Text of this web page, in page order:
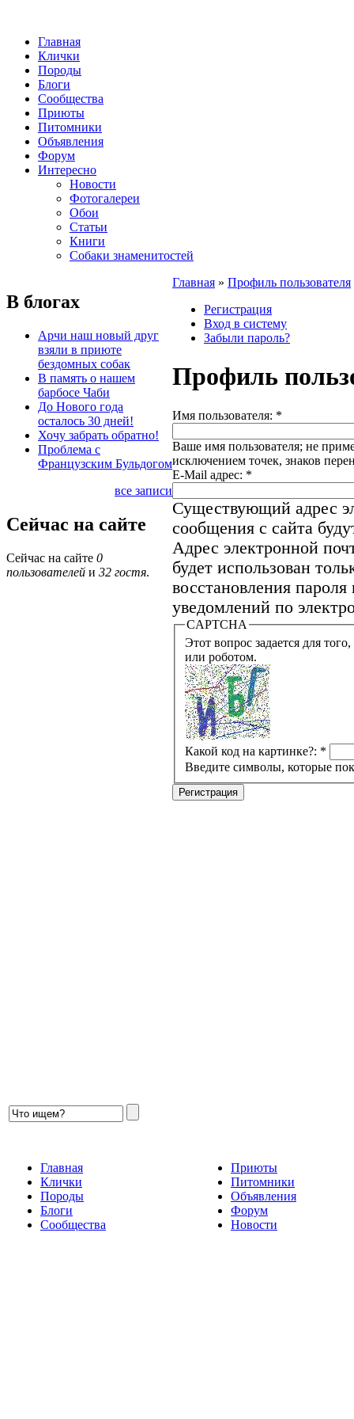
Главная
Клички
Породы
Блоги
Сообщества
Приюты
Питомники
Объявления
Форум
Интересно
Новости
Фотогалереи
Обои
Статьи
Книги
Собаки знаменитостей
В блогах
Арчи наш новый друг
взяли в приюте
бездомных собак
В память о нашем
барбосе Чаби
До Нового года
осталось 30 дней!
Хочу забрать обратно!
Проблема с
Французским Бульдогом
все записи
Сейчас на сайте
Сейчас на сайте 0
пользователей и 32 гостя.
Главная » Профиль пользователя
Регистрация
Вход в систему
Забыли пароль?
Профиль
Имя пользователя: *
Ваше имя пользователя; не
исключением точек, знаков
E-Mail адрес: *
Существующий адрес
сообщения с сайта
Адрес электронной
будет использован
восстановления
уведомлений по
CAPTCHA
Этот вопрос задается для того,
или роботом.
Какой код на картинке?: *
Введите символы, которые
Главная
Клички
Породы
Блоги
Сообщества
Приюты
Питомники
Объявления
Форум
Новости